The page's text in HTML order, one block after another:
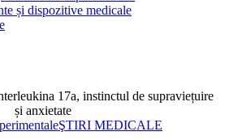
și dispozitive medicale
17a, instinctul de supraviețuire
și anxietate
ŞTIRI MEDICALE